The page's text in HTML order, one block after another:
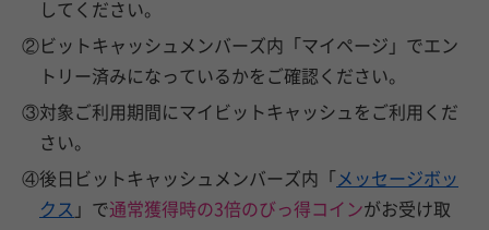
してください。
②ビットキャッシュメンバーズ内「マイページ」でエン
トリー済みになっているかをご確認ください。
③対象ご利用期間にマイビットキャッシュをご利用くだ
さい。
④後日ビットキャッシュメンバーズ内「 メッセージボッ
クス 」で通常獲得時の3倍のびっ得コインがお受け取